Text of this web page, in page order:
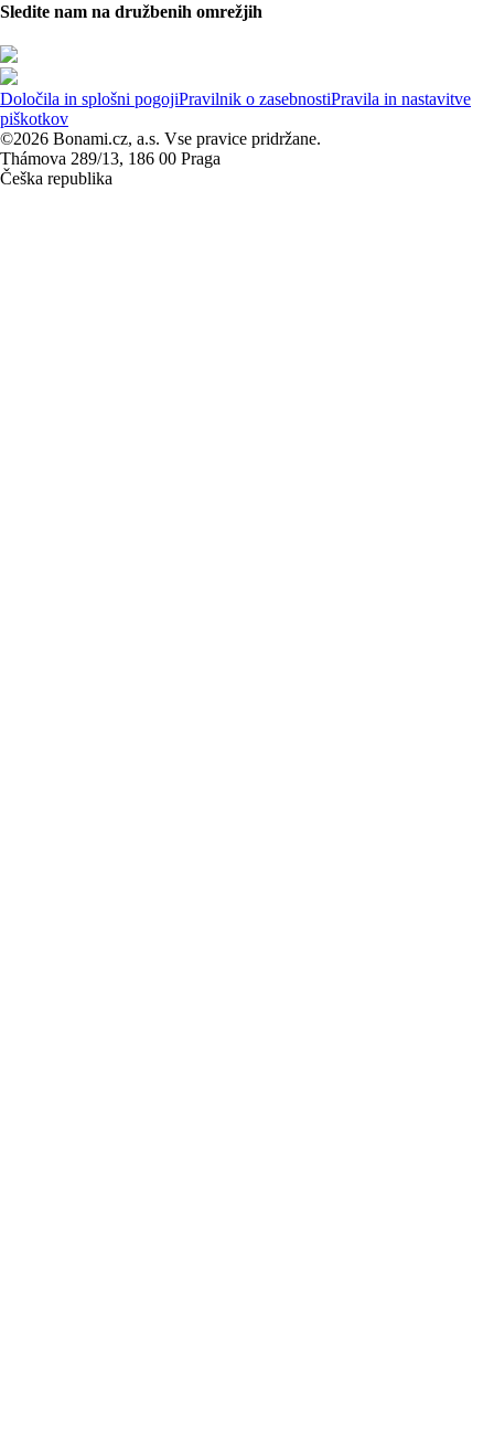
Sledite nam na družbenih omrežjih
Določila in splošni pogojiPravilnik o zasebnostiPravila in nastavitve
piškotkov
©2026 Bonami.cz, a.s. Vse pravice pridržane.
Thámova 289/13, 186 00 Praga
Češka republika